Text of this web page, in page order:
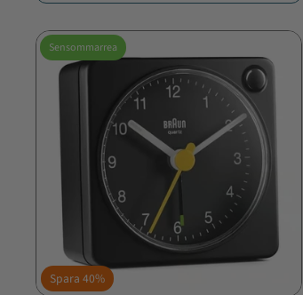
Sensommarrea
Spara 40%